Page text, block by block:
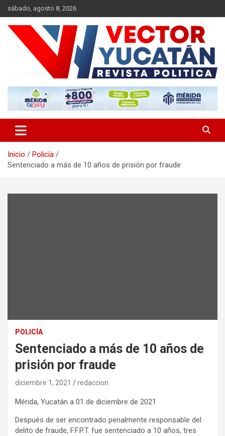
Saltar
al
contenido
sábado, agosto 8, 2026
Vector Yucatán
Inicio
Policía
Sentenciado a más de 10 años de prisión por fraude
POLICÍA
Sentenciado a más de 10 años de
prisión por fraude
diciembre 1, 2021 redaccion
Mérida, Yucatán a 01 de diciembre de 2021
Después de ser encontrado penalmente responsable del
delito de fraude, F.F.P.T. fue sentenciado a 10 años, tres